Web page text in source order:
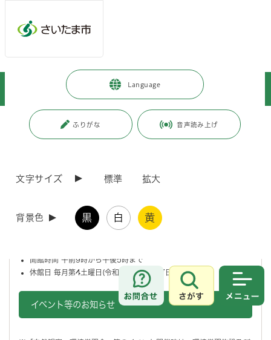
Language
ふりがな 音声読み上げ
文字サイズ 標準 拡大
背景色 黒 白 黄
お問合せ
さがす
暮らし・手続き > 環境保全 環境教育・学習
大宮南部浄化センター・みぬま見聞館
更新日付：2025年12月2日 / ページ番号：C006268
みぬま見聞館は、し尿処理施設である大宮南部浄化センターに併設され
自然庭園と館内（2階）のいとなみゾーン・ささえゾーンからなってい
ます。
開館時間 午前9時から午後5時まで
休館日 毎月第4土曜日(令和7年12月は27日)と年末年始
イベント等のお知らせ